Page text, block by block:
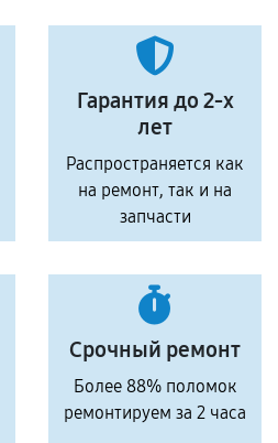
Гарантия до 2-х
лет
Распространяется как
на ремонт, так и на
запчасти
Срочный ремонт
Более 88% поломок
ремонтируем за 2 часа